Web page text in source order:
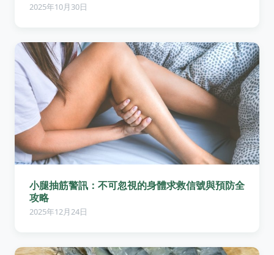
2025年10月30日
小腿抽筋警訊：不可忽視的身體求救信號與預防全
攻略
2025年12月24日